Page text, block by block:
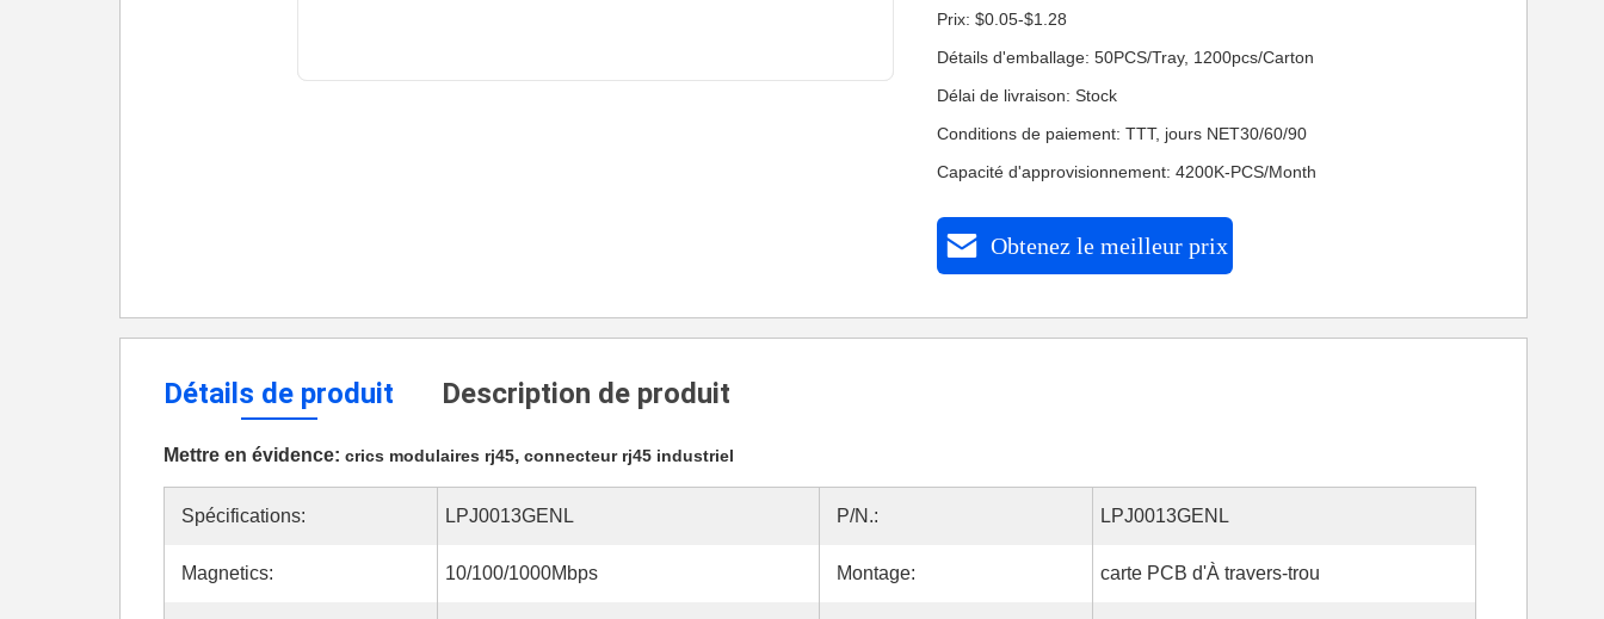
Prix: $0.05-$1.28
Détails d'emballage: 50PCS/Tray, 1200pcs/Carton
Délai de livraison: Stock
Conditions de paiement: TTT, jours NET30/60/90
Capacité d'approvisionnement: 4200K-PCS/Month
Obtenez le meilleur prix
Détails de produit Description de produit
Mettre en évidence: crics modulaires rj45, connecteur rj45 industriel
Spécifications: LPJ0013GENL P/N.: LPJ0013GENL
Magnetics: 10/100/1000Mbps Montage: carte PCB d'À travers-trou